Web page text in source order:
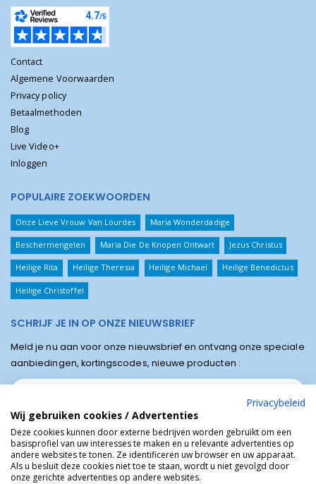
Contact
Algemene Voorwaarden
Privacy policy
Betaalmethoden
Blog
Live Video+
Inloggen
POPULAIRE ZOEKWOORDEN
Onze Lieve Vrouw Van Lourdes Maria Wonderdadige
Beschermengelen Maria Die De Knopen Ontwart Jezus Christus
Heilige Rita Heilige Theresia Heilige Michael Heilige Benedictus
Heilige Christoffel
SCHRIJF JE IN OP ONZE NIEUWSBRIEF
Meld je nu aan voor onze nieuwsbrief en ontvang onze speciale
aanbiedingen, kortingscodes, nieuwe producten :
Privacybeleid
Wij gebruiken cookies / Advertenties
Deze cookies kunnen door externe bedrijven worden gebruikt om een
basisprofiel van uw interesses te maken en u relevante advertenties op
andere websites te tonen. Ze identificeren uw browser en uw apparaat.
Als u besluit deze cookies niet toe te staan, wordt u niet gevolgd door
onze gerichte advertenties op andere websites.